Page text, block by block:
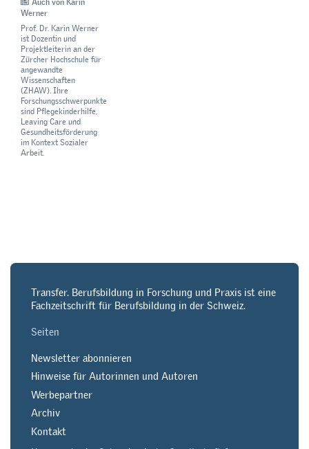
Werner
Prof. Dr. Karin Werner
ist Dozentin und
Projektleiterin an der
Zürcher Hochschule für
angewandte
Wissenschaften
(ZHAW). Ihre
Forschungsschwerpunkte
sind Pflegekinderhilfe,
Leaving Care und
Gesundheitsförderung
im Kontext Sozialer
Arbeit.
Transfer. Berufsbildung in Forschung und Praxis ist eine
Fachzeitschrift für Berufsbildung in der Schweiz.
Seiten
Newsletter abonnieren
Hinweise für Autorinnen und Autoren
Werbepartner
Archiv
Kontakt